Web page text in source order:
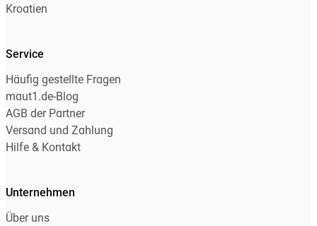
Kroatien
Service
Häufig gestellte Fragen
maut1.de-Blog
AGB der Partner
Versand und Zahlung
Hilfe & Kontakt
Unternehmen
Über uns